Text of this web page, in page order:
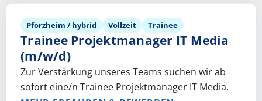
Pforzheim / hybrid Vollzeit Trainee
Trainee Projektmanager IT Media
(m/w/d)
Zur Verstärkung unseres Teams suchen wir ab
sofort eine/n Trainee Projektmanager IT Media.